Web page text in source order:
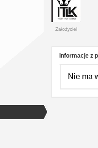
Założyciel
Informacje z
Nie ma